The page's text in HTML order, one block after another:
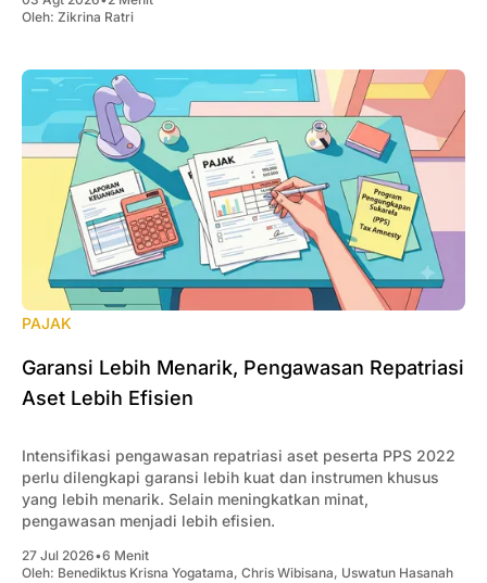
Oleh: Zikrina Ratri
PAJAK
Garansi Lebih Menarik, Pengawasan Repatriasi
Aset Lebih Efisien
Intensifikasi pengawasan repatriasi aset peserta PPS 2022
perlu dilengkapi garansi lebih kuat dan instrumen khusus
yang lebih menarik. Selain meningkatkan minat,
pengawasan menjadi lebih efisien.
27 Jul 2026•6 Menit
Oleh: Benediktus Krisna Yogatama, Chris Wibisana, Uswatun Hasanah